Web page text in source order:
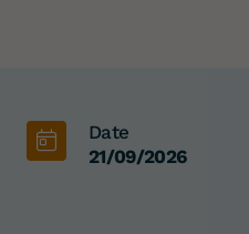
Date
21/09/2026